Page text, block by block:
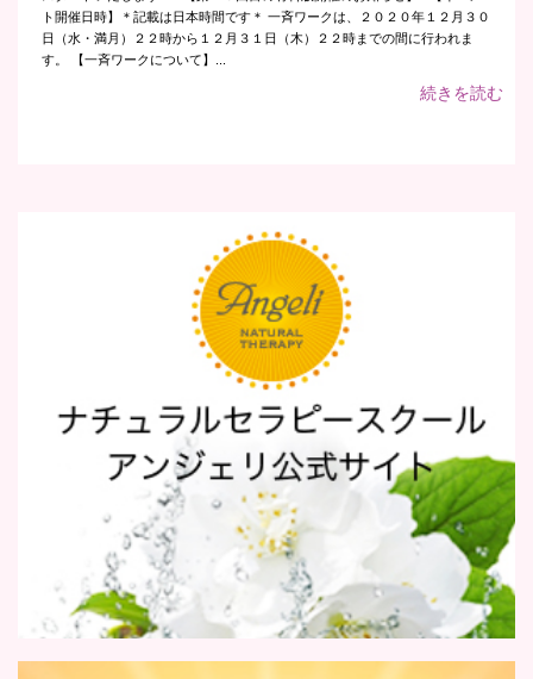
ト開催日時】＊記載は日本時間です＊ 一斉ワークは、２０２０年１２月３０
日（水・満月）２２時から１２月３１日（木）２２時までの間に行われま
す。 【一斉ワークについて】...
続きを読む